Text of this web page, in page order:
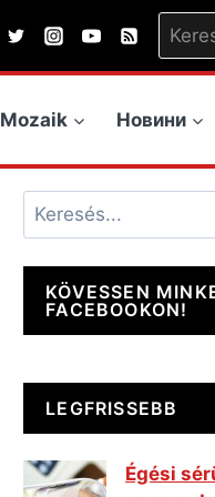
Mozaik Новини
Keresés
KÖVESSEN
FACEBOOKON!
LEGFRISSEBB
Égési